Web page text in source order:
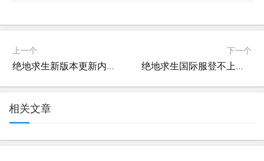
上一个
绝地求生新版本更新内容全解析-绝地求生新版本玩法与武器改动详解
下一个
绝地求生国际服登不上怎么办-绝地求生国际服无法登录的解决方法
相关文章